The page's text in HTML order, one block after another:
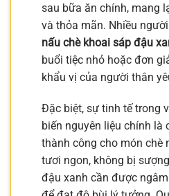
sau bữa ăn chính, mang
và thỏa mãn. Nhiều
nấu chè khoai sáp đậu
buổi tiệc nhỏ hoặc đơn
khẩu vị của người thân
Đặc biệt, sự tinh tế trong
biến nguyên liệu chính là
thành công cho món chè
tươi ngon, không bị
đậu xanh cần được